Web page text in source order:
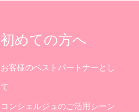
初めての方へ
お客様のベストパートナーとし
て
コンシェルジュのご活用シーン